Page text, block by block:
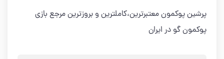
پرشین پوکمون معتبرترین،کاملترین و بروزترین مرجع بازی
پوکمون گو در ایران